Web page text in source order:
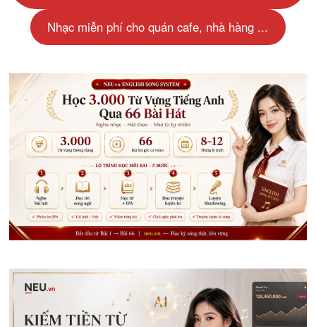
Nhạc miễn phí cho quán cafe, nhà hàng ...